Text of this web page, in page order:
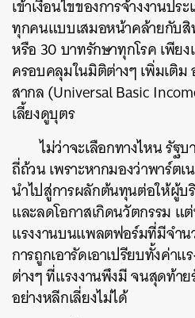
เข้าเงื่อนไขของการจ้างงานปร
ทุกคนแบบเสมอหน้าคล้ายกับ
หรือ 30 บาทรักษาทุกโรค เพีย
ครอบคลุมในมิติต่างๆ เพิ่มเติม
สากล (Universal Basic
เลี้ยงดูบุตร
ไม่ว่าจะเลือกทางไหน รัฐ
ถี่ถ้วน เพราะหากมองว่าพาร์ต
นำไปสู่การผลักต้นทุนต่อให้ผู้บ
และลดโอกาสเกิดนวัตกรรม แ
แรงงานบนแพลตฟอร์มที่มีจำ
การถูกเอารัดเอาเปรียบทั้งค่า
ต่างๆ ที่แรงงานพึงมี จนสุดท้า
อย่างหลีกเลี่ยงไม่ได้